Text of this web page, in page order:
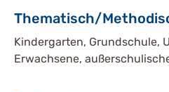
Thematisch/
Kindergarten,
Erwachsene,